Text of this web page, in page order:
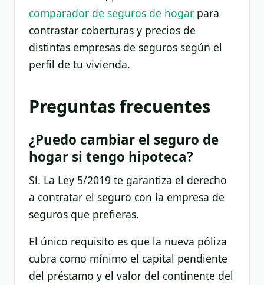
comparador de seguros de hogar para
contrastar coberturas y precios de
distintas empresas de seguros según el
perfil de tu vivienda.
Preguntas frecuentes
¿Puedo cambiar el seguro de
hogar si tengo hipoteca?
Sí. La Ley 5/2019 te garantiza el derecho
a contratar el seguro con la empresa de
seguros que prefieras.
El único requisito es que la nueva póliza
cubra como mínimo el capital pendiente
del préstamo y el valor del continente del